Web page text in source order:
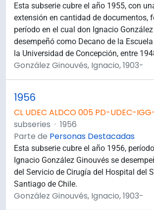
Esta subserie cubre el año 1955, con
extensión en cantidad de documentos,
período en el cual don Ignacio
desempeñó como Decano de la
la Universidad de Concepción, entre
González Ginouvés, Ignacio, 1903-
1956
CL UDEC ALDCO 005 PD-UDEC-
subseries · 1956
Parte de Personas Destacadas
Esta subserie cubre el año 1956,
Ignacio González Ginouvés se
del Servicio de Cirugía del Hospital del
Santiago de Chile.
González Ginouvés, Ignacio, 1903-